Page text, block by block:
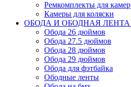
Ремкомплекты для камер
Камеры для коляски
ОБОДА И ОБОДНАЯ ЛЕНТА
Обода 26 дюймов
Обода 27.5 дюймов
Обода 28 дюймов
Обода 29 дюймов
Обода для фэтбайка
Ободные ленты